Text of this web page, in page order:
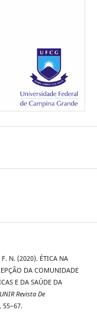
N. (2020). ÉTICA NA
DA COMUNIDADE
E DA SAÚDE DA
Revista De
55–67.